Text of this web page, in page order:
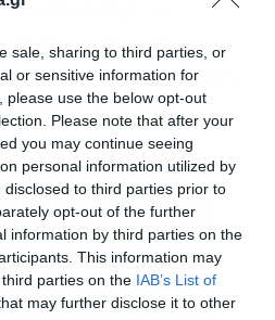
sale, sharing to third parties, or
or sensitive information for
please use the below opt-out
Please note that after your
you may continue seeing
personal information utilized by
to third parties prior to
opt-out of the further
information by third parties on the
This information may
parties on the IAB’s List of
may further disclose it to other
ήδη δείξει το
Ελλάδα, καθώς το
έχει φτάσει και στην
παραμένει ακόμη